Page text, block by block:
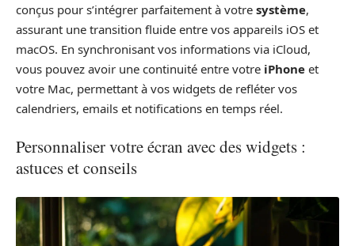
conçus pour s’intégrer parfaitement à votre système,
assurant une transition fluide entre vos appareils iOS et
macOS. En synchronisant vos informations via iCloud,
vous pouvez avoir une continuité entre votre iPhone et
votre Mac, permettant à vos widgets de refléter vos
calendriers, emails et notifications en temps réel.
Personnaliser votre écran avec des widgets :
astuces et conseils